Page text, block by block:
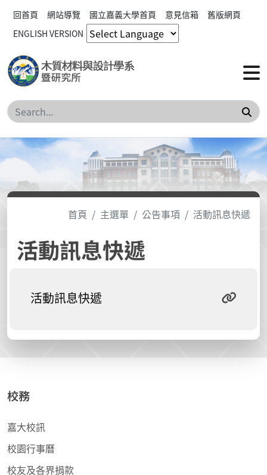
回首頁 網站導覽 國立嘉義大學首頁 意見信箱
舊版網頁
ENGLISH VERSION
搜
首頁 主選單 公告事項 活動訊息快遞
活動訊息快遞
活動訊息快遞
校務
嘉大校訊
校園行事曆
校友及各界捐款